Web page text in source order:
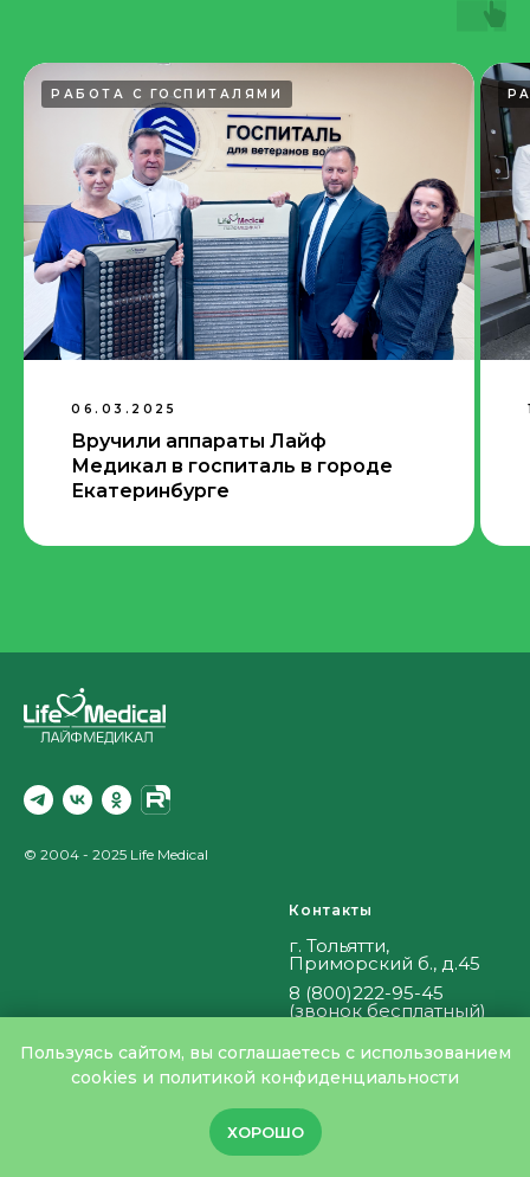
РАБОТА С ГОСПИТАЛЯМИ
06.03.2025
Вручили аппараты Лайф
Медикал в госпиталь в городе
Екатеринбурге
© 2004 - 2025 Life Medical
Контакты
г. Тольятти,
Приморский б., д.45
8 (800)222-95-45
(звонок бесплатный)
it@lifemedical24.ru
Пользуясь сайтом, вы соглашаетесь c использованием
cookies и политикой конфиденциальности
ХОРОШО